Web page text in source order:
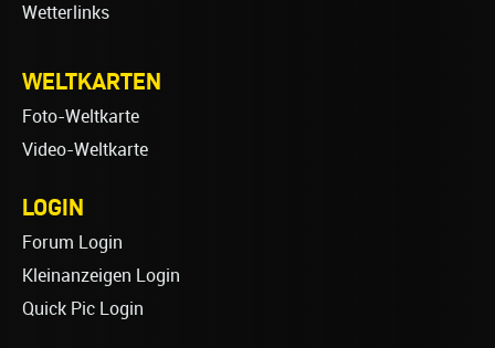
Wetterlinks
WELTKARTEN
Foto-Weltkarte
Video-Weltkarte
LOGIN
Forum Login
Kleinanzeigen Login
Quick Pic Login